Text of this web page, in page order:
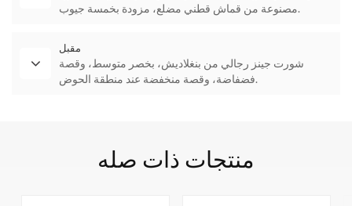
مصنوعة من قماش قطني مضلع، مزودة بخمسة جيوب.
مقبل
شورت جينز رجالي من بنغلاديش، بخصر متوسط، وقصة
فضفاضة، وقصة منخفضة عند منطقة الحوض.
منتجات ذات صله